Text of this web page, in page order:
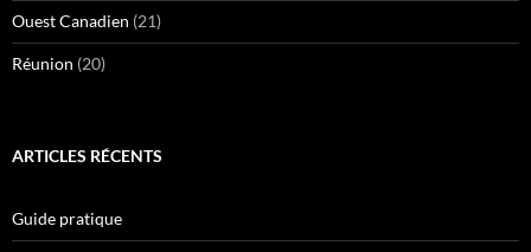
Ouest Canadien (21)
Réunion (20)
ARTICLES RÉCENTS
Guide pratique